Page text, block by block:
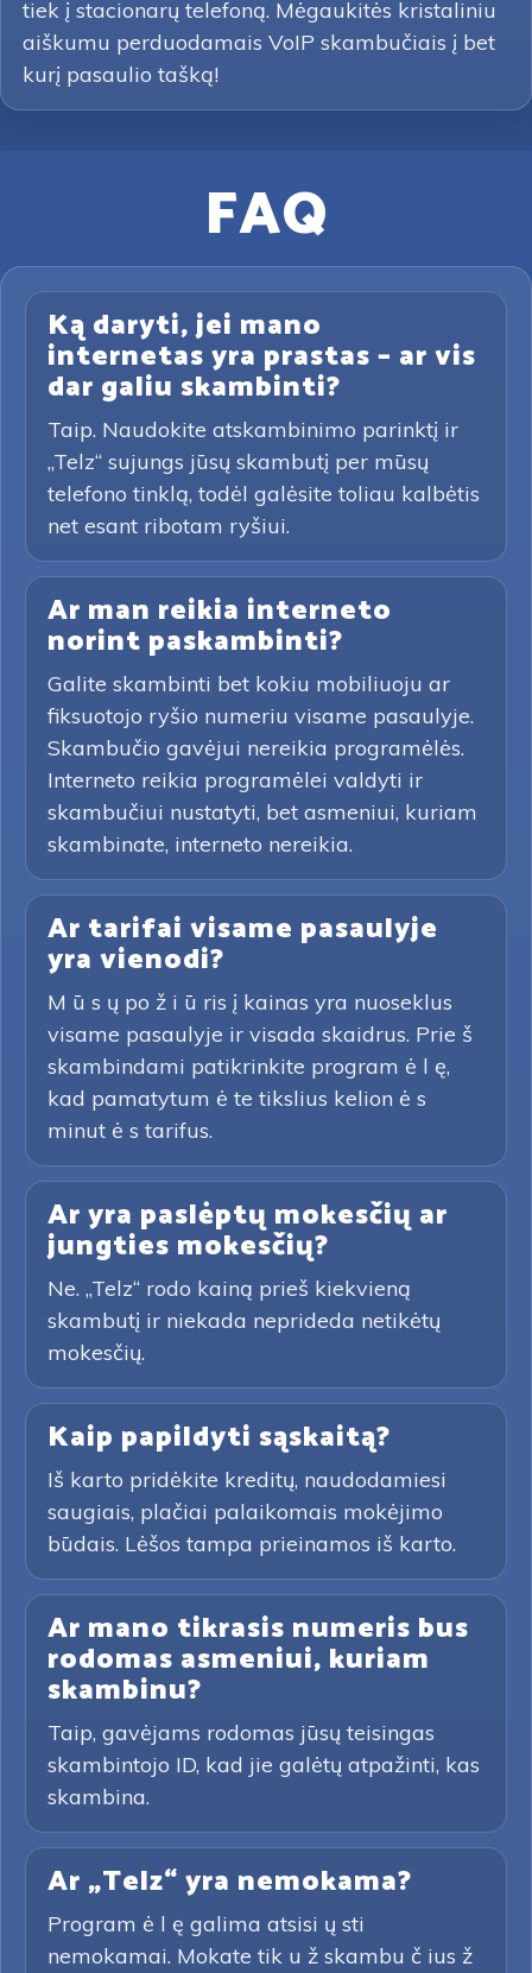
tiek į stacionarų telefoną. Mėgaukitės kristaliniu
aiškumu perduodamais VoIP skambučiais į bet
kurį pasaulio tašką!
FAQ
Ką daryti, jei mano
internetas yra prastas – ar vis
dar galiu skambinti?
Taip. Naudokite atskambinimo parinktį ir
„Telz“ sujungs jūsų skambutį per mūsų
telefono tinklą, todėl galėsite toliau kalbėtis
net esant ribotam ryšiui.
Ar man reikia interneto
norint paskambinti?
Galite skambinti bet kokiu mobiliuoju ar
fiksuotojo ryšio numeriu visame pasaulyje.
Skambučio gavėjui nereikia programėlės.
Interneto reikia programėlei valdyti ir
skambučiui nustatyti, bet asmeniui, kuriam
skambinate, interneto nereikia.
Ar tarifai visame pasaulyje
yra vienodi?
M ū s ų po ž i ū ris į kainas yra nuoseklus
visame pasaulyje ir visada skaidrus. Prie š
skambindami patikrinkite program ė l ę,
kad pamatytum ė te tikslius kelion ė s
minut ė s tarifus.
Ar yra paslėptų mokesčių ar
jungties mokesčių?
Ne. „Telz“ rodo kainą prieš kiekvieną
skambutį ir niekada neprideda netikėtų
mokesčių.
Kaip papildyti sąskaitą?
Iš karto pridėkite kreditų, naudodamiesi
saugiais, plačiai palaikomais mokėjimo
būdais. Lėšos tampa prieinamos iš karto.
Ar mano tikrasis numeris bus
rodomas asmeniui, kuriam
skambinu?
Taip, gavėjams rodomas jūsų teisingas
skambintojo ID, kad jie galėtų atpažinti, kas
skambina.
Ar „Telz“ yra nemokama?
Program ė l ę galima atsisi ų sti
nemokamai. Mokate tik u ž skambu č ius ž